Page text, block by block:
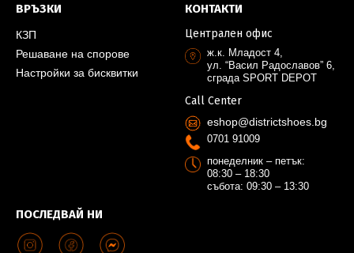
ВРЪЗКИ
КЗП
Решаване на спорове
Настройки за бисквитки
ПОСЛЕДВАЙ НИ
КОНТАКТИ
Централен офис
ж.к. Младост 4,
ул. “Васил Радославов” 6,
сграда SPORT DEPOT
Call Center
eshop@districtshoes.bg
0701 91009
понеделник – петък:
08:30 – 18:30
събота: 09:30 – 13:30